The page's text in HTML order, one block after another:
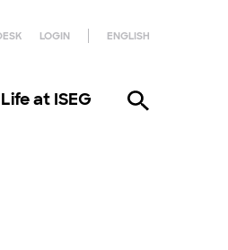
LOGIN ENGLISH
Life at ISEG